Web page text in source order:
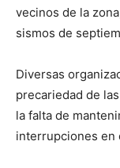
vecinos de la
sismos de
Diversas
precariedad de
la falta de
interrupciones en